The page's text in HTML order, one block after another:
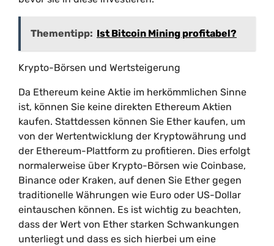
Thementipp: Ist Bitcoin Mining profitabel?
Krypto-Börsen und Wertsteigerung
Da Ethereum keine Aktie im herkömmlichen Sinne
ist, können Sie keine direkten Ethereum Aktien
kaufen. Stattdessen können Sie Ether kaufen, um
von der Wertentwicklung der Kryptowährung und
der Ethereum-Plattform zu profitieren. Dies erfolgt
normalerweise über Krypto-Börsen wie Coinbase,
Binance oder Kraken, auf denen Sie Ether gegen
traditionelle Währungen wie Euro oder US-Dollar
eintauschen können. Es ist wichtig zu beachten,
dass der Wert von Ether starken Schwankungen
unterliegt und dass es sich hierbei um eine